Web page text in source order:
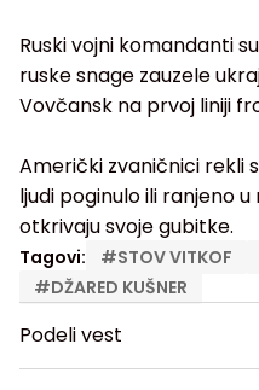
Ruski vojni komandanti
ruske snage zauzele
Vovčansk na prvoj liniji
Američki zvaničnici rekli
ljudi poginulo ili ranjeno u
otkrivaju svoje gubitke.
Tagovi: #STOV VITKOF
#DŽARED KUŠNER
Podeli vest